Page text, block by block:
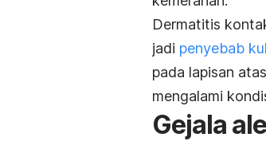
Dermatitis
jadi penyebab
pada lapisan
mengalami
Gejala